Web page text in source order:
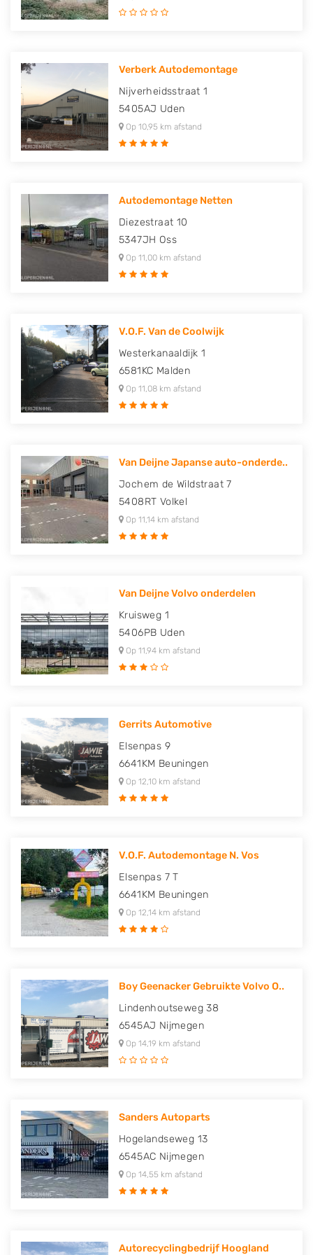
Verberk Autodemontage
Nijverheidsstraat 1
5405AJ Uden
Op 10,95 km afstand
Autodemontage Netten
Diezestraat 10
5347JH Oss
Op 11,00 km afstand
V.O.F. Van de Coolwijk
Westerkanaaldijk 1
6581KC Malden
Op 11,08 km afstand
Van Deijne Japanse auto-onderde..
Jochem de Wildstraat 7
5408RT Volkel
Op 11,14 km afstand
Van Deijne Volvo onderdelen
Kruisweg 1
5406PB Uden
Op 11,94 km afstand
Gerrits Automotive
Elsenpas 9
6641KM Beuningen
Op 12,10 km afstand
V.O.F. Autodemontage N. Vos
Elsenpas 7 T
6641KM Beuningen
Op 12,14 km afstand
Boy Geenacker Gebruikte Volvo O..
Lindenhoutseweg 38
6545AJ Nijmegen
Op 14,19 km afstand
Sanders Autoparts
Hogelandseweg 13
6545AC Nijmegen
Op 14,55 km afstand
Autorecyclingbedrijf Hoogland